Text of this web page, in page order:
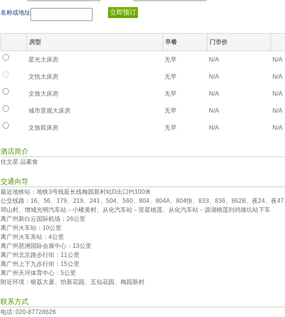
名称或地址
房型 早餐 门市价
星光大床房 无早 N/A N/A
文悦大床房 无早 N/A N/A
文致大床房 无早 N/A N/A
城市景观大床房 无早 N/A N/A
文致双床房 无早 N/A N/A
酒店简介
住文星 品素食
交通向导
最近地铁站：地铁3号线延长线梅园新村站D出口约100米
公交线路：16、56、179、219、241、504、560、804、804A、804快、833、836、862B、夜24、夜47
邓山村、增城光明汽车站－小楼黄村、从化汽车站－宣星桃莲、从化汽车站－源湖桃莲到鸡颈坑站下车
离广州新白云国际机场：26公里
离广州火车站：10公里
离广州火车东站：4公里
离广州琶洲国际会展中心：13公里
离广州北京路步行街：11公里
离广州上下九步行街：15公里
离广州天河体育中心：5公里
附近环境：银荔大厦、怡新花园、五仙花园、梅园新村
联系方式
电话: 020-87728626